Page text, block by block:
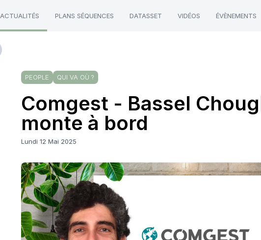
ACTUALITÉS PLANS SÉQUENCES DATASSET VIDÉOS ÉVÈNEMENTS
PEOPLE QUI VA OÙ ?
Comgest - Bassel
monte à bord
Lundi 12 Mai 2025